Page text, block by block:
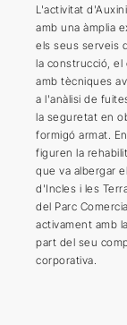
L'activitat
amb una àmplia
els seus serveis
la construcció, el
amb tècniques
a l'anàlisi de
la seguretat en
formigó armat.
figuren la
que va albergar
d'Incles i les
del Parc
activament amb
part del seu
corporativa.